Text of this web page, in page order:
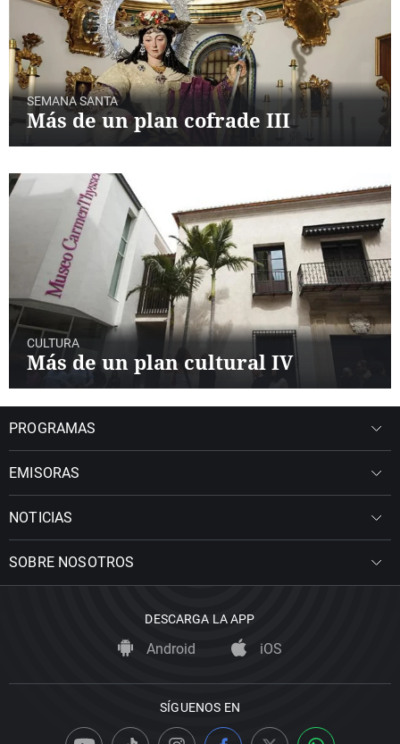
SEMANA SANTA
Más de un plan cofrade III
CULTURA
Más de un plan cultural IV
PROGRAMAS
EMISORAS
NOTICIAS
SOBRE NOSOTROS
DESCARGA LA APP
Android iOS
SÍGUENOS EN